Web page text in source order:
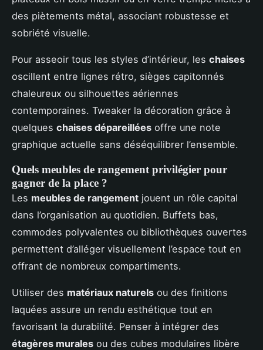
des piètements métal, associant robustesse et
sobriété visuelle.
Pour asseoir tous les styles d’intérieur, les chaises
oscillent entre lignes rétro, sièges capitonnés
chaleureux ou silhouettes aériennes
contemporaines. Tweaker la décoration grâce à
quelques chaises dépareillées offre une note
graphique actuelle sans déséquilibrer l’ensemble.
Quels meubles de rangement privilégier pour
gagner de la place ?
Les meubles de rangement jouent un rôle capital
dans l’organisation au quotidien. Buffets bas,
commodes polyvalentes ou bibliothèques ouvertes
permettent d’alléger visuellement l’espace tout en
offrant de nombreux compartiments.
Utiliser des matériaux naturels ou des finitions
laquées assure un rendu esthétique tout en
favorisant la durabilité. Penser à intégrer des
étagères murales ou des cubes modulaires libère